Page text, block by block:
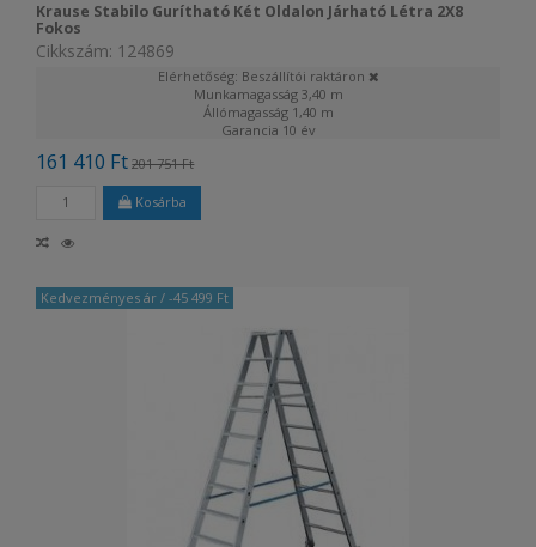
Krause Stabilo Gurítható Két Oldalon Járható Létra 2X8
Fokos
Cikkszám: 124869
Elérhetőség: Beszállítói raktáron
Munkamagasság 3,40 m
Állómagasság 1,40 m
Garancia 10 év
161 410 Ft 201 751 Ft
Kosárba
Kedvezményes ár/ -45 499 Ft